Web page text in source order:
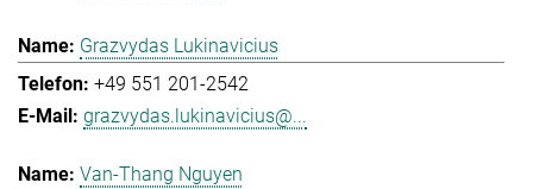
Grazvydas Lukinavicius
+49 551 201-2542
grazvydas.lukinavicius@...
Van-Thang Nguyen